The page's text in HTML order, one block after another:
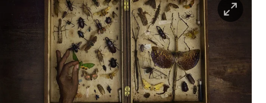
berlin
nord
wahrheit